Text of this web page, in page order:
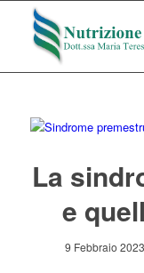
La
e
9 Febbraio 2023